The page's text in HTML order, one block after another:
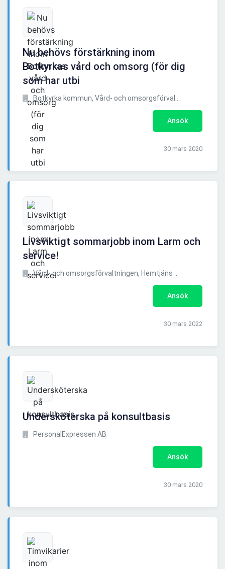
Nu behövs förstärkning inom
Botkyrkas vård och omsorg (för dig
som har utbi
Botkyrka kommun, Vård- och omsorgsförval ..
Ansök
30 mars 2020
Livsviktigt sommarjobb inom Larm och
service!
Vård- och omsorgsförvaltningen, Hemtjäns ..
Ansök
30 mars 2022
Undersköterska på konsultbasis
PersonalExpressen AB
Ansök
30 mars 2020